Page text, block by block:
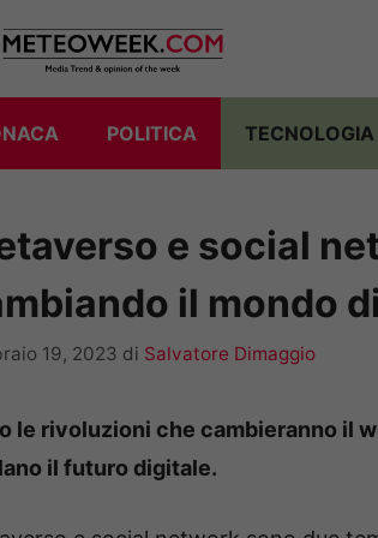
POLITICA TECNOLOGIA
e social
il mondo
19, 2023 di Salvatore Dimaggio
le rivoluzioni che cambieranno il
il futuro digitale.